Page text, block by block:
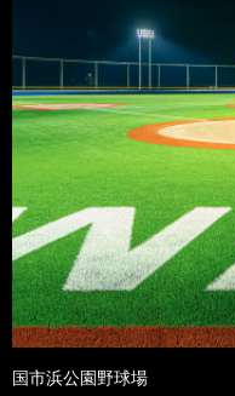
国市浜公園野球場